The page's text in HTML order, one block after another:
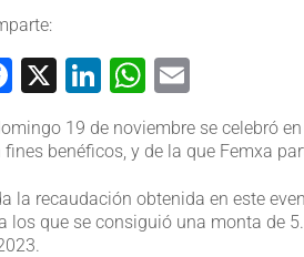
Facebook
X LinkedIn
WhatsApp
19 de noviembre se celebró
fines benéficos, y de la que Femxa
la recaudación obtenida en este
los que se consiguió una monta de